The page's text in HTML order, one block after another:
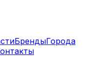
БрендыГорода